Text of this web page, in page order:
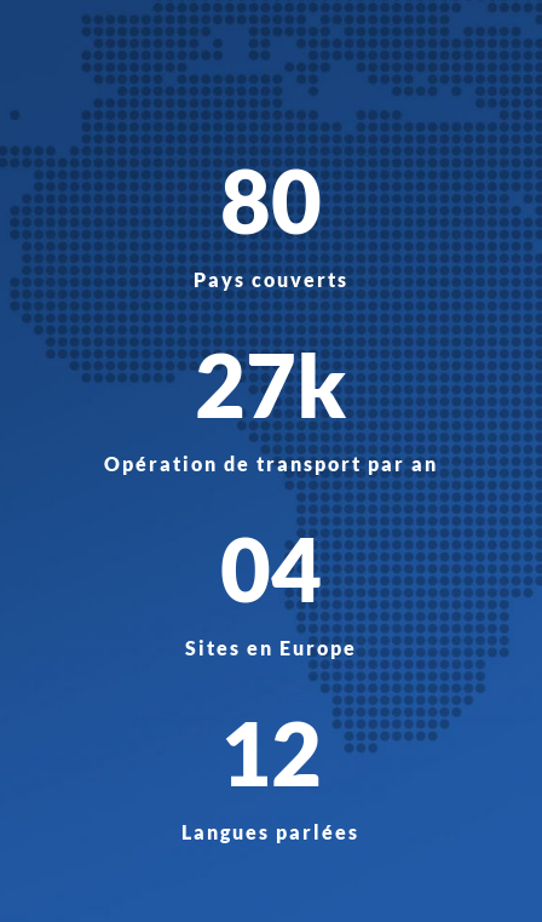
80
Pays couverts
27k
Opération de transport par an
04
Sites en Europe
12
Langues parlées